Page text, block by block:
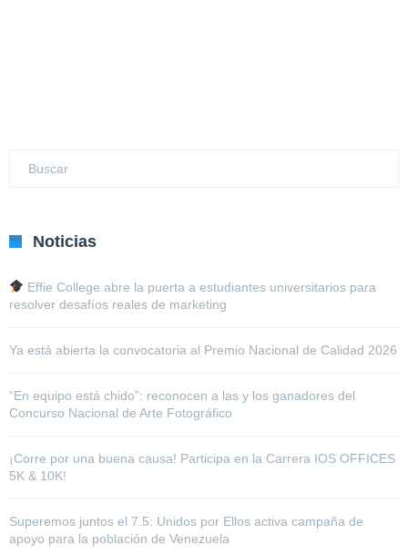
Noticias
Effie College abre la puerta a estudiantes universitarios para
resolver desafíos reales de marketing
Ya está abierta la convocatoria al Premio Nacional de Calidad 2026
“En equipo está chido”: reconocen a las y los ganadores del
Concurso Nacional de Arte Fotográfico
¡Corre por una buena causa! Participa en la Carrera IOS OFFICES
5K & 10K!
Superemos juntos el 7.5: Unidos por Ellos activa campaña de
apoyo para la población de Venezuela